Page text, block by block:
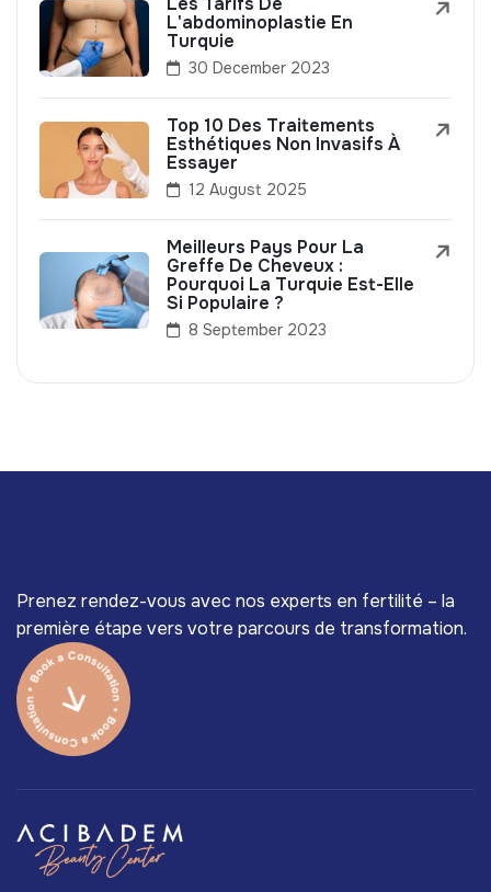
L'abdominoplastie En
Turquie
30 December 2023
Top 10 Des Traitements
Esthétiques Non Invasifs À
Essayer
12 August 2025
Meilleurs Pays Pour La
Greffe De Cheveux :
Pourquoi La Turquie Est-Elle
Si Populaire ?
8 September 2023
Prenez rendez-vous avec nos experts en fertilité – la
première étape vers votre parcours de transformation.